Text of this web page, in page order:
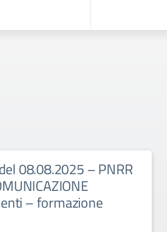
08.08.2025 – PNRR
– formazione